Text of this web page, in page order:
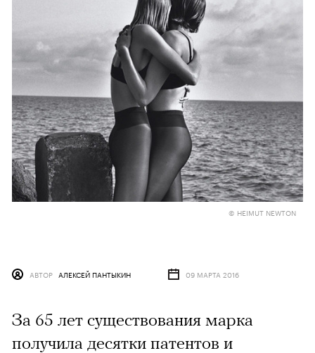
© HEIMUT NEWTON
АВТОР АЛЕКСЕЙ ПАНТЫКИН 09 МАРТА 2016
За 65 лет существования марка
получила десятки патентов и